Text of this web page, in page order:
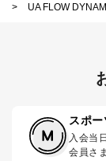
>
UA FLOW
スポ
入会当
会員さ